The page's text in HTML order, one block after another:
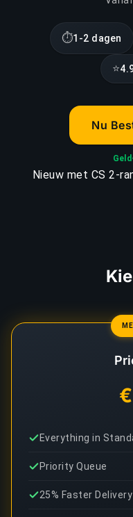
⏱1-2 dagen
⭐
Nu
Nieuw met CS 2-
Everything in
Priority Queue
25% Faster Delivery